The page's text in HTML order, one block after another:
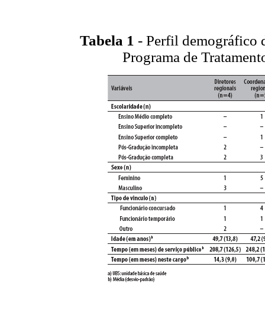
Tabela 1 - Perfil demográfico
Programa de